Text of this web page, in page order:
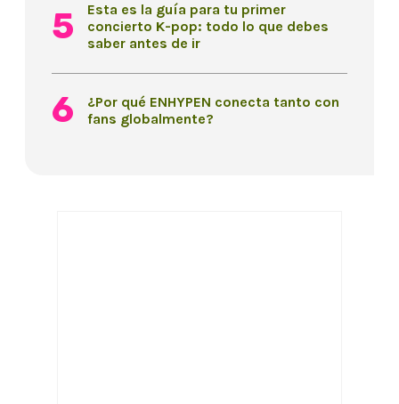
Esta es la guía para tu primer
concierto K-pop: todo lo que debes
saber antes de ir
¿Por qué ENHYPEN conecta tanto con
fans globalmente?